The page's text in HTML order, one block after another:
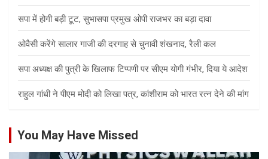
सपा में होगी बड़ी टूट, सुभासपा प्रमुख ओपी राजभर का बड़ा दावा
ओवैसी करेंगे सालार गाजी की दरगाह से चुनावी शंखनाद, रैली कल
सपा अध्यक्ष की पुत्री के खिलाफ टिप्पणी पर सीएम योगी गंभीर, दिया ये आदेश
राहुल गांधी ने पीएम मोदी को लिखा पत्र, कांशीराम को भारत रत्न देने की मांग
You May Have Missed